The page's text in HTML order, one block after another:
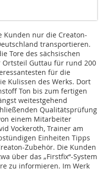
Kunden nur die Creaton-
transportieren.
Tore des säch­sischen
Ortsteil Guttau für rund 200
für die
Kulissen des Werks. Dort
Ton bis zum fertigen
weitestgehend
Qualitätsprüfung
einem Mitarbeiter
­Vockeroth, Trainer am
Einheiten Tipps
Zubehör. Die Kunden
über das „Firstfix“-System
zu informieren. Im Werk